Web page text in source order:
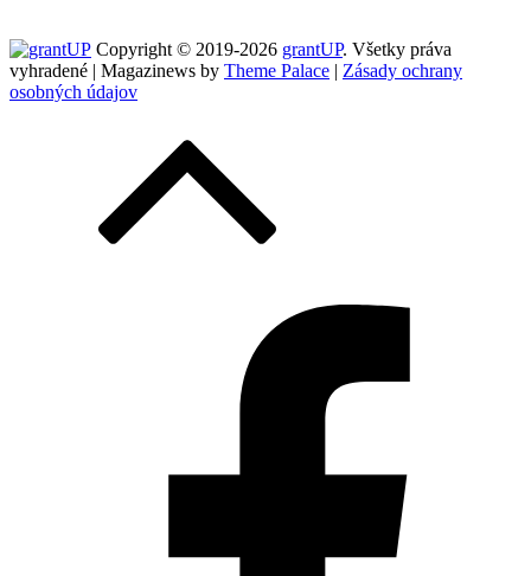
Copyright © 2019-2026 grantUP. Všetky práva
vyhradené | Magazinews by Theme Palace | Zásady ochrany
osobných údajov